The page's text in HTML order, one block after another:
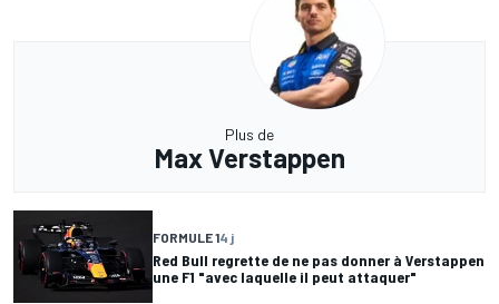
Plus de
Max Verstappen
FORMULE 14 j
Red Bull regrette de ne pas donner à Verstappen
une F1 "avec laquelle il peut attaquer"